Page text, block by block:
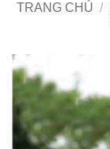
TRANG CHỦ /